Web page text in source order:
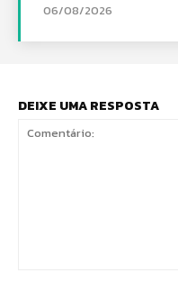
06/08/2026
DEIXE UMA RESPOSTA